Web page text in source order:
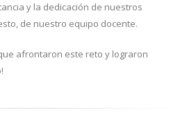
y la dedicación de nuestros
de nuestro equipo docente.
afrontaron este reto y lograron